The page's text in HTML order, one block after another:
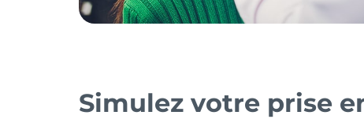
Simulez votre prise